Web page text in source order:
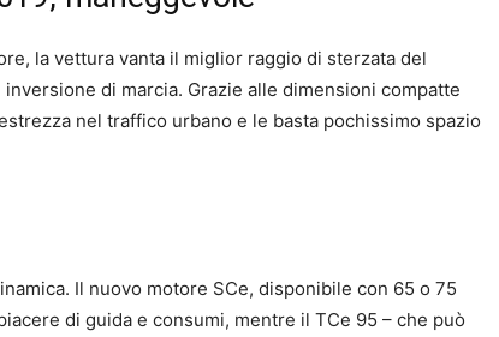
la vettura vanta il miglior raggio di sterzata del
di marcia. Grazie alle dimensioni compatte
nel traffico urbano e le basta pochissimo spazio
Il nuovo motore SCe, disponibile con 65 o 75
di guida e consumi, mentre il TCe 95 – che può